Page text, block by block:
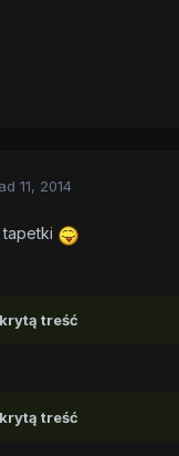
11, 2014
tapetki
treść
treść